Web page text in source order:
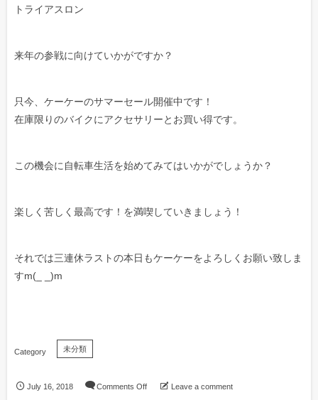
トライアスロン
来年の参戦に向けていかがですか？
只今、ケーケーのサマーセール開催中です！
在庫限りのバイクにアクセサリーとお買い得です。
この機会に自転車生活を始めてみてはいかがでしょうか？
楽しく苦しく最高です！を満喫していきましょう！
それでは三連休ラストの本日もケーケーをよろしくお願い致しま
すm(_ _)m
未分類
July 16 ,2018 Comments Off Leave a comment